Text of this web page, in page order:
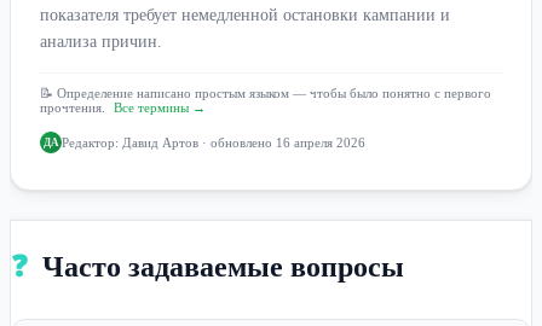
показателя требует немедленной остановки кампании и
анализа причин.
📝 Определение написано простым языком — чтобы было понятно с первого
прочтения.
Все термины →
ДА Редактор: Давид Артов · обновлено 16 апреля 2026
❓ Часто задаваемые вопросы